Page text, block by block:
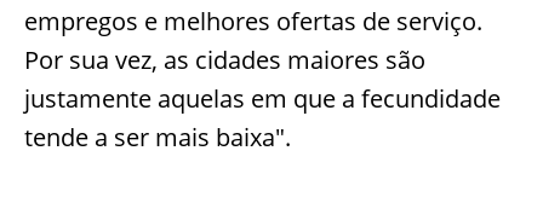
empregos e melhores ofertas de serviço.
Por sua vez, as cidades maiores são
justamente aquelas em que a fecundidade
tende a ser mais baixa".